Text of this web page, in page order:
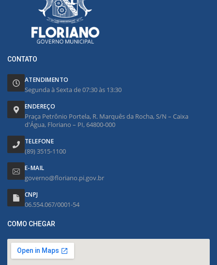
CONTATO
ATENDIMENTO
Segunda à Sexta de 07:30 às 13:30
ENDEREÇO
Praça Petrônio Portela, R. Marquês da Rocha, S/N – Caixa
d'Água, Floriano – PI, 64800-000
TELEFONE
(89) 3515-1100
E-MAIL
governo@floriano.pi.gov.br
CNPJ
06.554.067/0001-54
COMO CHEGAR